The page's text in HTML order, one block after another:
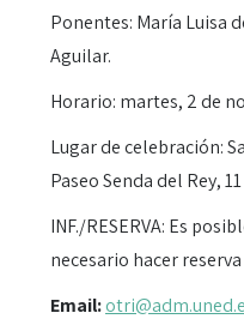
Ponentes: María Luisa
Aguilar.
Horario: martes, 2 de
Lugar de celebración:
Paseo Senda del Rey,
INF./RESERVA: Es
necesario hacer
Email: